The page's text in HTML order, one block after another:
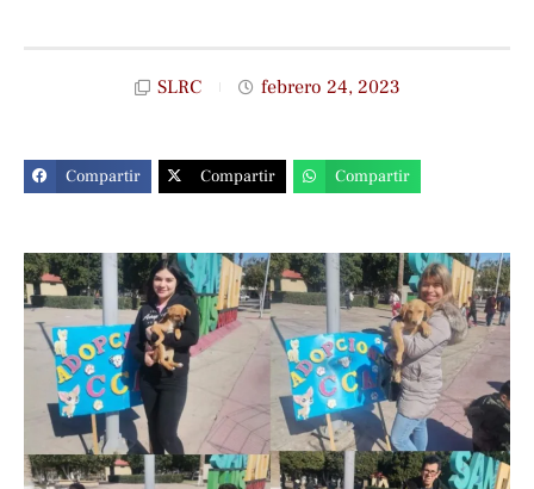
SLRC febrero 24, 2023
Compartir Compartir Compartir